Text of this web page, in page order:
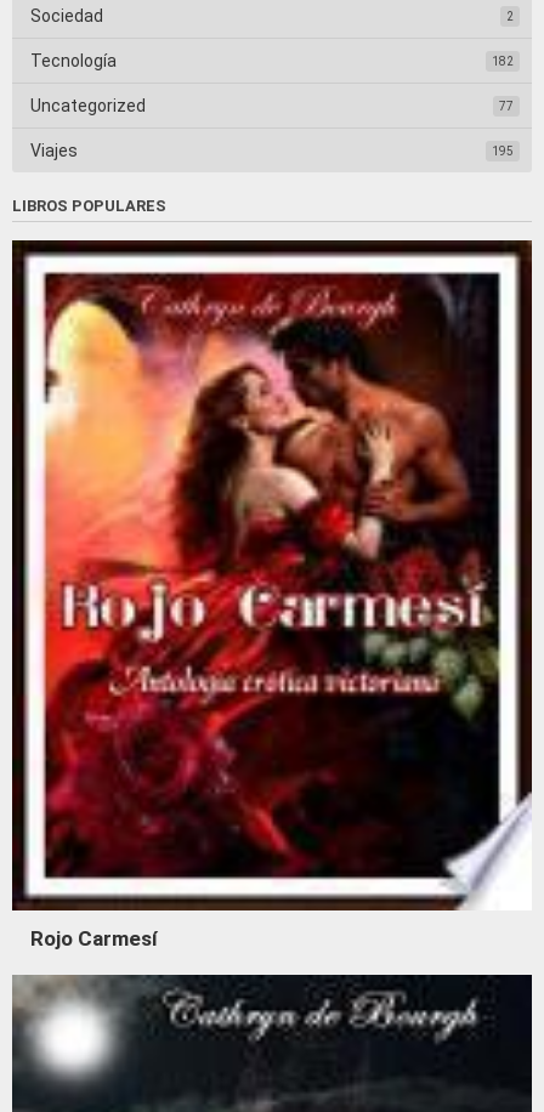
Sociedad 2
Tecnología 182
Uncategorized 77
Viajes 195
LIBROS POPULARES
Rojo Carmesí